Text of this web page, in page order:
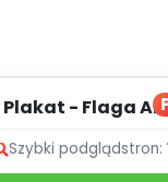
Plakat - Flaga A2
Szybki podglądstron: